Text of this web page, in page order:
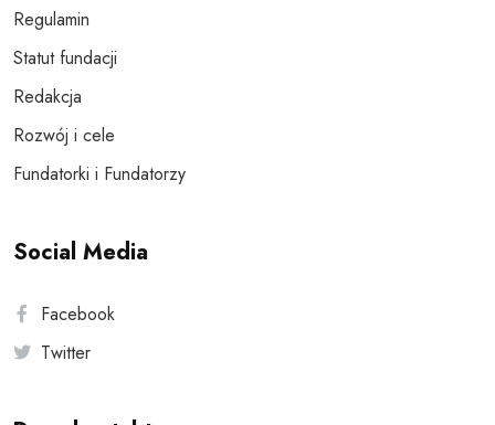
Regulamin
Statut fundacji
Redakcja
Rozwój i cele
Fundatorki i Fundatorzy
Social Media
Facebook
Twitter